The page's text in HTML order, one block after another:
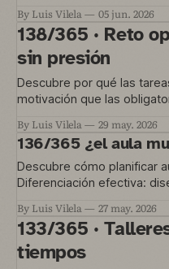
By Luis Vilela 05 jun. 2026
138/365 · Reto
sin presión
Descubre por qué las
motivación que las
By Luis Vilela 29 may. 2026
136/365 ¿el aula
Descubre cómo planificar
Diferenciación efectiva:
By Luis Vilela 27 may. 2026
133/365 ·
tiempos